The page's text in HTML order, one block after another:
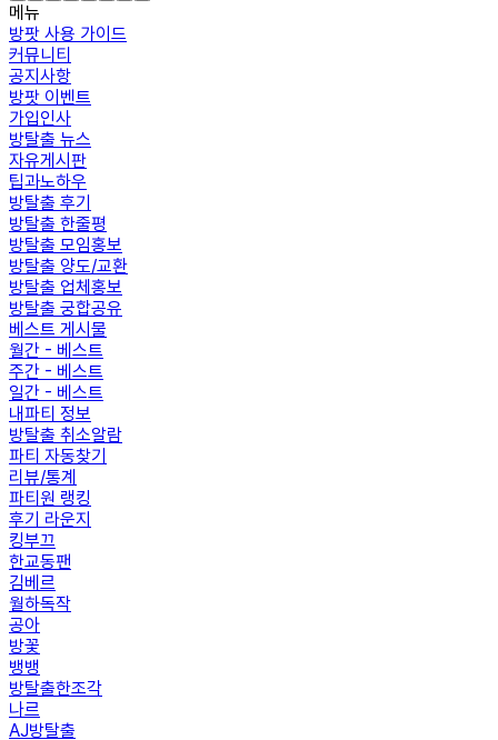
메뉴
방팟 사용 가이드
커뮤니티
공지사항
방팟 이벤트
가입인사
방탈출 뉴스
자유게시판
팁과노하우
방탈출 후기
방탈출 한줄평
방탈출 모임홍보
방탈출 양도/교환
방탈출 업체홍보
방탈출 궁합공유
베스트 게시물
월간 - 베스트
주간 - 베스트
일간 - 베스트
내파티 정보
방탈출 취소알람
파티 자동찾기
리뷰/통계
파티원 랭킹
후기 라운지
킹부끄
한교동팬
김베르
월하독작
공아
방꽃
뱅뱅
방탈출한조각
나르
AJ방탈출